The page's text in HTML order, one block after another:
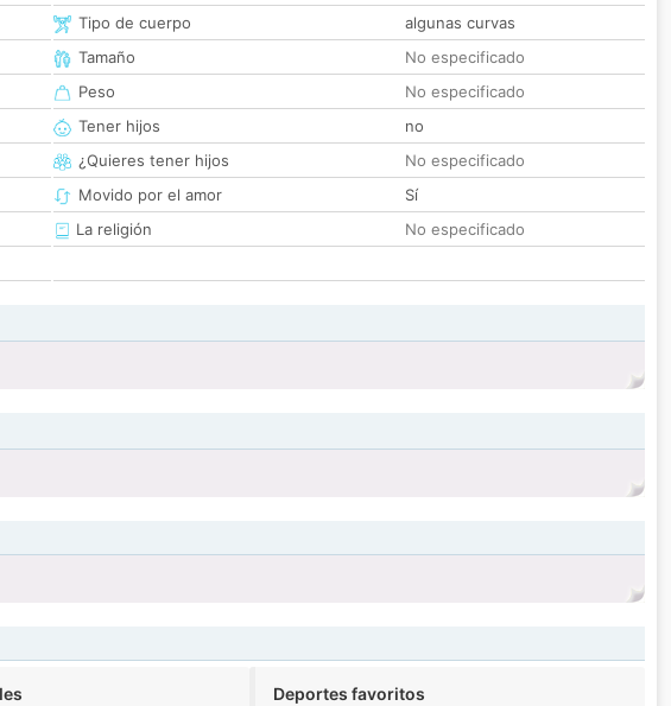
Tipo de cuerpo
algunas curvas
Tamaño
No especificado
Peso
No especificado
Tener hijos
no
¿Quieres tener hijos
No especificado
Movido por el amor
Sí
La religión
No especificado
Deportes favoritos